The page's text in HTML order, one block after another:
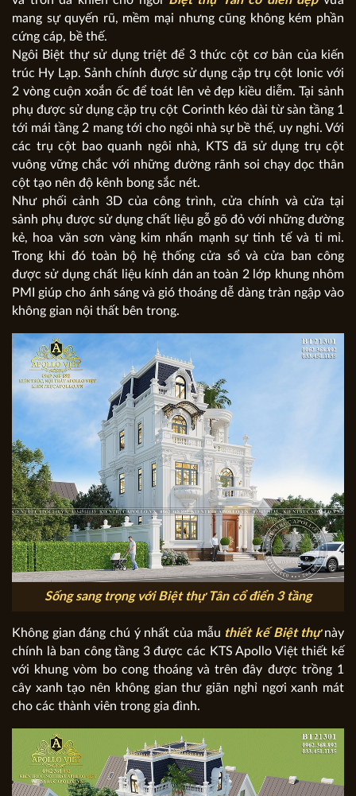
mang sự quyến rũ, mềm mại nhưng cũng không kém phần
cứng cáp, bề thế.
Ngôi Biệt thự sử dụng triệt để 3 thức cột cơ bản của kiến
trúc Hy Lạp. Sảnh chính được sử dụng cặp trụ cột Ionic với
2 vòng cuộn xoắn ốc để toát lên vẻ đẹp kiều diễm. Tại sảnh
phụ được sử dụng cặp trụ cột Corinth kéo dài từ sàn tầng 1
tới mái tầng 2 mang tới cho ngôi nhà sự bề thế, uy nghi. Với
các trụ cột bao quanh ngôi nhà, KTS đã sử dụng trụ cột
vuông vững chắc với những đường rãnh soi chạy dọc thân
cột tạo nên độ kênh bong sắc nét.
Như phối cảnh 3D của công trình, cửa chính và cửa tại
sảnh phụ được sử dụng chất liệu gỗ gõ đỏ với những đường
kẻ, hoa văn sơn vàng kim nhấn mạnh sự tinh tế và tỉ mỉ.
Trong khi đó toàn bộ hệ thống cửa sổ và cửa ban công
được sử dụng chất liệu kính dán an toàn 2 lớp khung nhôm
PMI giúp cho ánh sáng và gió thoáng dễ dàng tràn ngập vào
không gian nội thất bên trong.
Sống sang trọng với Biệt thự Tân cổ điển 3 tầng
Không gian đáng chú ý nhất của mẫu thiết kế Biệt thựnày
chính là ban công tầng 3 được các KTS Apollo Việt thiết kế
với khung vòm bo cong thoáng và trên đây được trồng 1
cây xanh tạo nên không gian thư giãn nghỉ ngơi xanh mát
cho các thành viên trong gia đình.